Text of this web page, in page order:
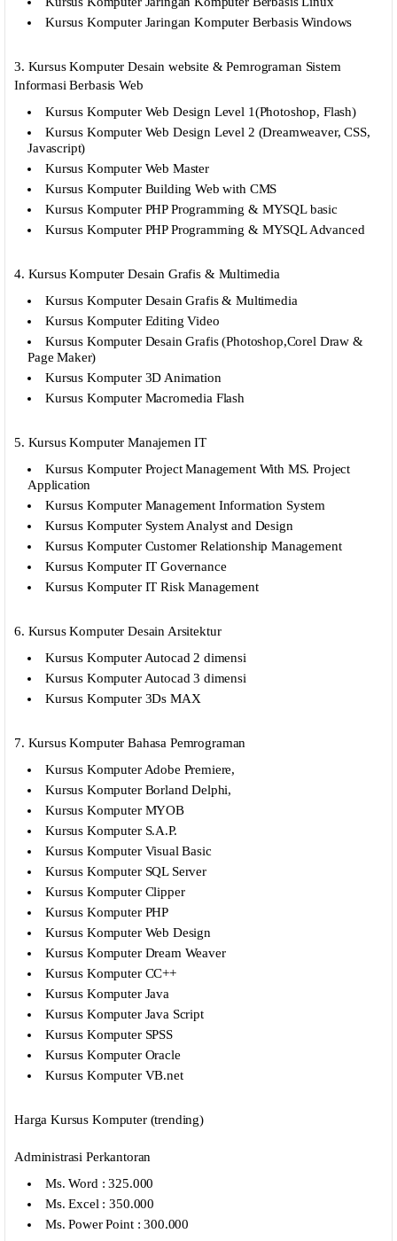
Kursus Komputer Jaringan Komputer Berbasis Windows
3. Kursus Komputer Desain website & Pemrograman Sistem
Informasi Berbasis Web
Kursus Komputer Web Design Level 1(Photoshop, Flash)
Kursus Komputer Web Design Level 2 (Dreamweaver, CSS,
Javascript)
Kursus Komputer Web Master
Kursus Komputer Building Web with CMS
Kursus Komputer PHP Programming & MYSQL basic
Kursus Komputer PHP Programming & MYSQL Advanced
4. Kursus Komputer Desain Grafis & Multimedia
Kursus Komputer Desain Grafis & Multimedia
Kursus Komputer Editing Video
Kursus Komputer Desain Grafis (Photoshop,Corel Draw &
Page Maker)
Kursus Komputer 3D Animation
Kursus Komputer Macromedia Flash
5. Kursus Komputer Manajemen IT
Kursus Komputer Project Management With MS. Project
Application
Kursus Komputer Management Information System
Kursus Komputer System Analyst and Design
Kursus Komputer Customer Relationship Management
Kursus Komputer IT Governance
Kursus Komputer IT Risk Management
6. Kursus Komputer Desain Arsitektur
Kursus Komputer Autocad 2 dimensi
Kursus Komputer Autocad 3 dimensi
Kursus Komputer 3Ds MAX
7. Kursus Komputer Bahasa Pemrograman
Kursus Komputer Adobe Premiere,
Kursus Komputer Borland Delphi,
Kursus Komputer MYOB
Kursus Komputer S.A.P.
Kursus Komputer Visual Basic
Kursus Komputer SQL Server
Kursus Komputer Clipper
Kursus Komputer PHP
Kursus Komputer Web Design
Kursus Komputer Dream Weaver
Kursus Komputer CC++
Kursus Komputer Java
Kursus Komputer Java Script
Kursus Komputer SPSS
Kursus Komputer Oracle
Kursus Komputer VB.net
Harga Kursus Komputer (trending)
Administrasi Perkantoran
Ms. Word : 325.000
Ms. Excel : 350.000
Ms. Power Point : 300.000